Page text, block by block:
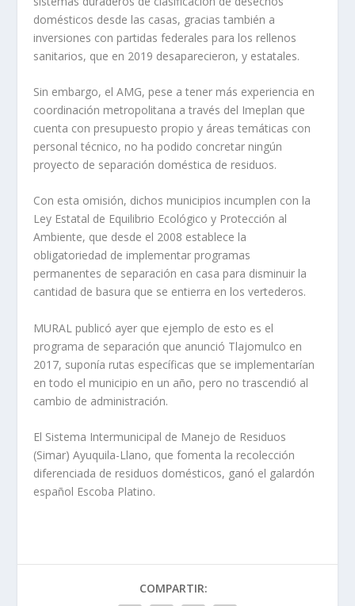
domésticos desde las casas, gracias también a
inversiones con partidas federales para los rellenos
sanitarios, que en 2019 desaparecieron, y estatales.
Sin embargo, el AMG, pese a tener más experiencia en
coordinación metropolitana a través del Imeplan que
cuenta con presupuesto propio y áreas temáticas con
personal técnico, no ha podido concretar ningún
proyecto de separación doméstica de residuos.
Con esta omisión, dichos municipios incumplen con la
Ley Estatal de Equilibrio Ecológico y Protección al
Ambiente, que desde el 2008 establece la
obligatoriedad de implementar programas
permanentes de separación en casa para disminuir la
cantidad de basura que se entierra en los vertederos.
MURAL publicó ayer que ejemplo de esto es el
programa de separación que anunció Tlajomulco en
2017, suponía rutas específicas que se implementarían
en todo el municipio en un año, pero no trascendió al
cambio de administración.
El Sistema Intermunicipal de Manejo de Residuos
(Simar) Ayuquila-Llano, que fomenta la recolección
diferenciada de residuos domésticos, ganó el galardón
español Escoba Platino.
COMPARTIR: